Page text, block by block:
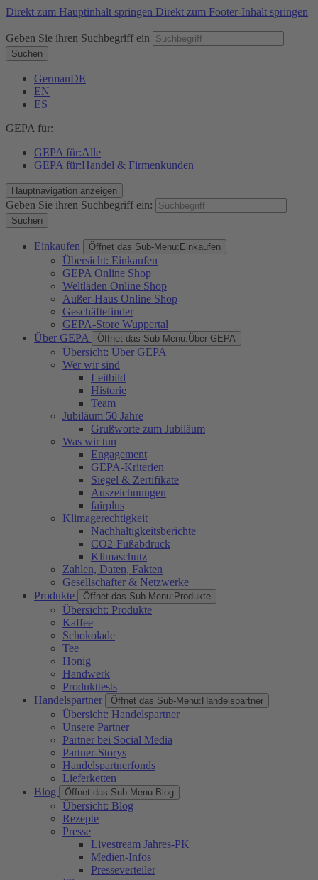
Direkt zum Hauptinhalt springen Direkt zum Footer-Inhalt springen
Geben Sie ihren Suchbegriff ein
Suchen
GermanDE
EN
ES
GEPA für:
GEPA für:Alle
GEPA für:Handel & Firmenkunden
Hauptnavigation anzeigen
Geben Sie ihren Suchbegriff ein:
Suchen
Einkaufen Öffnet das Sub-Menu: Einkaufen
Übersicht: Einkaufen
GEPA Online Shop
Weltläden Online Shop
Außer-Haus Online Shop
Geschäftefinder
GEPA-Store Wuppertal
Über GEPA
Öffnet das Sub-Menu:Über GEPA
Übersicht: Über GEPA
Wer wir sind
Leitbild
Historie
Team
Jubiläum 50 Jahre
Grußworte zum Jubiläum
Was wir tun
Engagement
GEPA-Kriterien
Siegel & Zertifikate
Auszeichnungen
fairplus
Klimagerechtigkeit
Nachhaltigkeitsberichte
CO2-Fußabdruck
Klimaschutz
Zahlen, Daten, Fakten
Gesellschafter & Netzwerke
Produkte
Öffnet das Sub-Menu: Produkte
Übersicht: Produkte
Kaffee
Schokolade
Tee
Honig
Handwerk
Produkttests
Handelspartner
Öffnet das Sub-Menu: Handelspartner
Übersicht: Handelspartner
Unsere Partner
Partner bei Social Media
Partner-Storys
Handelspartnerfonds
Lieferketten
Blog
Öffnet das Sub-Menu: Blog
Übersicht: Blog
Rezepte
Presse
Livestream Jahres-PK
Medien-Infos
Presseverteiler